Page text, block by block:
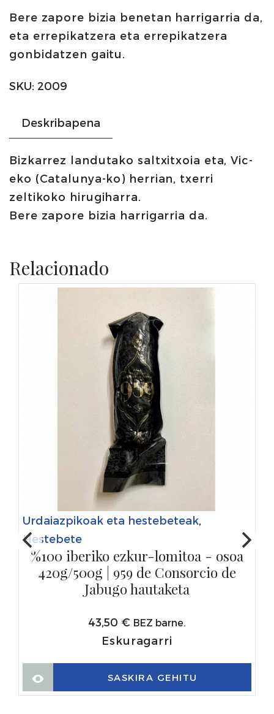
saltxitxoi
osoa
500g
Casa
Ordeix
Bere zapore bizia benetan harrigarria da,
eta errepikatzera eta errepikatzera
gonbidatzen gaitu.
SKU: 2009
Deskribapena
Bizkarrez landutako saltxitxoia eta, Vic-
eko (Catalunya-ko) herrian, txerri
zeltikoko hirugiharra.
Bere zapore bizia harrigarria da.
Relacionado
Urdaiazpikoak eta hestebeteak
Hestebete
%100 iberiko ezkur-lomitoa - osoa
420g/500g | 959 de Consorcio de
Jabugo hautaketa
43,50 € BEZ barne.
Eskuragarri
SASKIRA GEHITU